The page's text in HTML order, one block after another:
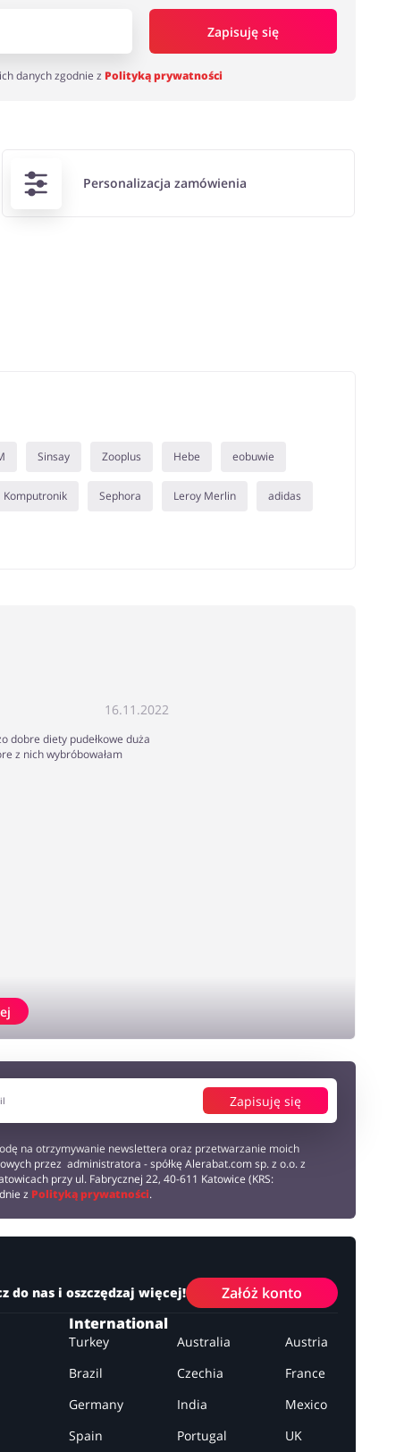
Zapisuję się
danych zgodnie z Polityką prywatności
Personalizacja zamówienia
Sinsay Zooplus Hebe eobuwie
Komputronik Sephora Leroy Merlin adidas
16.11.2022
dobre diety pudełkowe duża
z nich wybróbowałam
Zapisuję się
na otrzymywanie newslettera oraz przetwarzanie moich
przez administratora - spółkę Alerabat.com sp. z o.o. z
przy ul. Fabrycznej 22, 40-611 Katowice (KRS:
z Polityką prywatności.
do nas i oszczędzaj więcej! Załóż konto
International
Turkey Australia
Austria
Brazil
Czechia
France
Germany
India
Mexico
Spain
Portugal UK